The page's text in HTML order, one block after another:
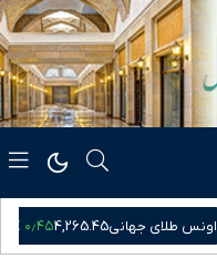
اونس طلای جهانی4,265.45۰٫۴۵ %